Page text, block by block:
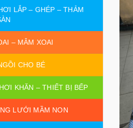
LẮP – GHÉP – THẢM
– MÂM XOAI
CHO BÉ
KHĂN – THIẾT BỊ BẾP
LƯỚI MẦM NON